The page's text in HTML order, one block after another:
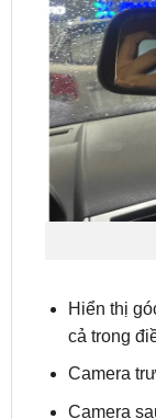
Hiển thị
Camera